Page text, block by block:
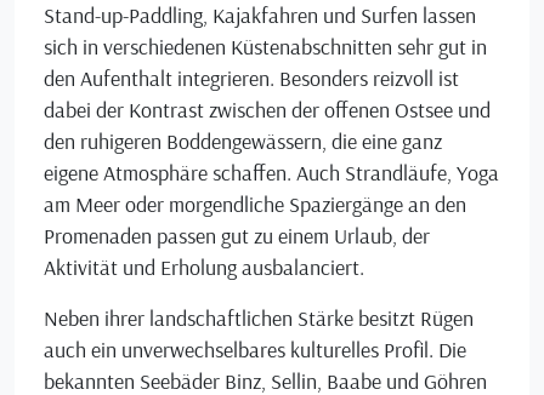
Stand-up-Paddling, Kajakfahren und Surfen lassen
sich in verschiedenen Küstenabschnitten sehr gut in
den Aufenthalt integrieren. Besonders reizvoll ist
dabei der Kontrast zwischen der offenen Ostsee und
den ruhigeren Boddengewässern, die eine ganz
eigene Atmosphäre schaffen. Auch Strandläufe, Yoga
am Meer oder morgendliche Spaziergänge an den
Promenaden passen gut zu einem Urlaub, der
Aktivität und Erholung ausbalanciert.
Neben ihrer landschaftlichen Stärke besitzt Rügen
auch ein unverwechselbares kulturelles Profil. Die
bekannten Seebäder Binz, Sellin, Baabe und Göhren